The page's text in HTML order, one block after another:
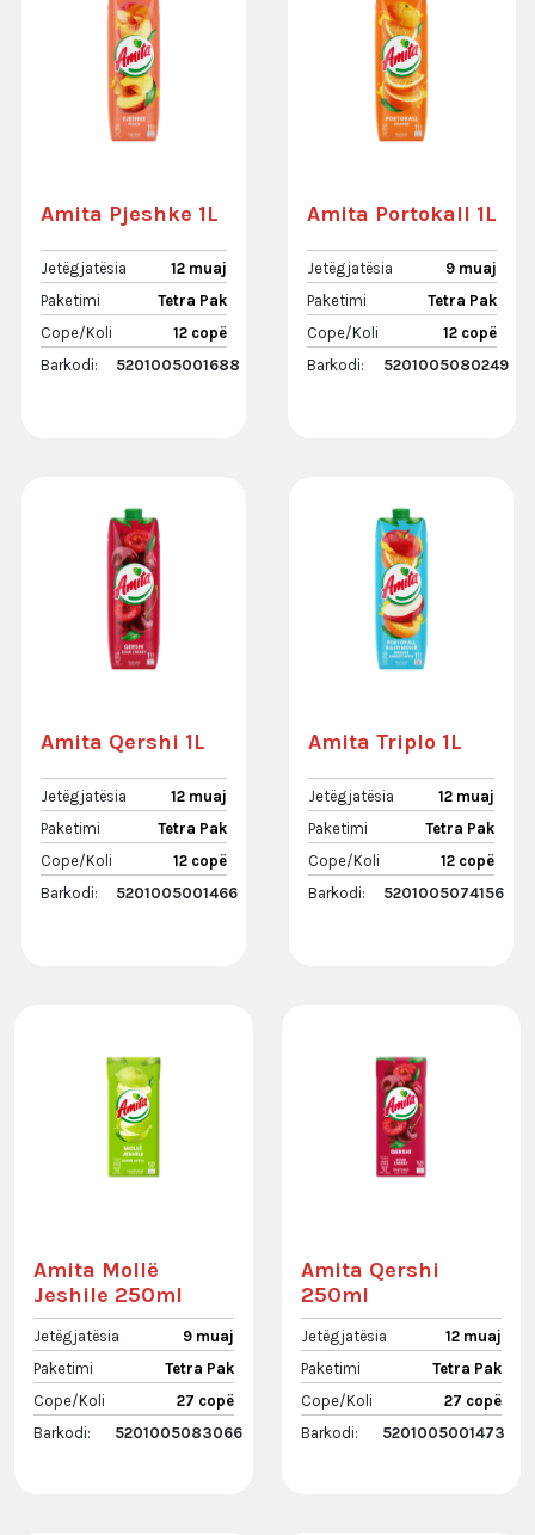
Amita Pjeshke 1L
Jetëgjatësia
12 muaj
Paketimi
Tetra Pak
Cope/Koli
12 copë
Barkodi:
5201005001688
Amita Portokall 1L
Jetëgjatësia
9 muaj
Paketimi
Tetra Pak
Cope/Koli
12 copë
Barkodi:
5201005080249
Amita Qershi 1L
Jetëgjatësia
12 muaj
Paketimi
Tetra Pak
Cope/Koli
12 copë
Barkodi:
5201005001466
Amita Triplo 1L
Jetëgjatësia
12 muaj
Paketimi
Tetra Pak
Cope/Koli
12 copë
Barkodi:
5201005074156
Amita Mollë
Jeshile 250ml
Jetëgjatësia
9 muaj
Paketimi
Tetra Pak
Cope/Koli
27 copë
Barkodi:
5201005083066
Amita Qershi
250ml
Jetëgjatësia
12 muaj
Paketimi
Tetra Pak
Cope/Koli
27 copë
Barkodi:
5201005001473